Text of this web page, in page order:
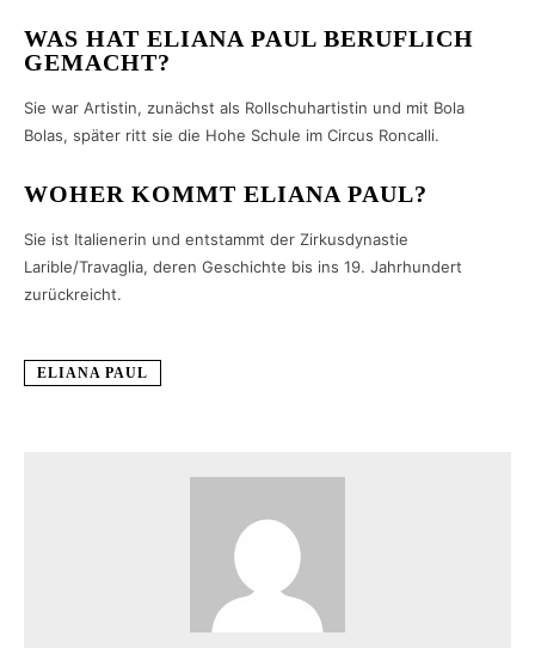
WAS HAT ELIANA PAUL BERUFLICH
GEMACHT?
Sie war Artistin, zunächst als Rollschuhartistin und mit Bola
Bolas, später ritt sie die Hohe Schule im Circus Roncalli.
WOHER KOMMT ELIANA PAUL?
Sie ist Italienerin und entstammt der Zirkusdynastie
Larible/Travaglia, deren Geschichte bis ins 19. Jahrhundert
zurückreicht.
ELIANA PAUL